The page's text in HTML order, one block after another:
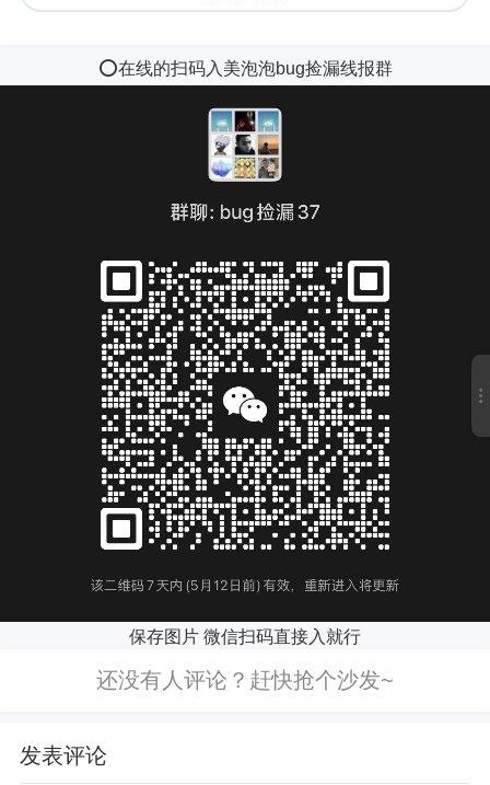
⭕️在线的扫码入美泡泡bug捡漏线报群
保存图片 微信扫码直接入就行
发表评论